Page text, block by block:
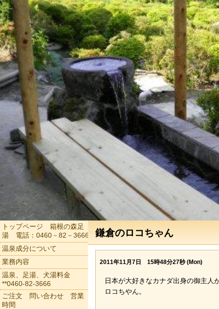
鎌倉のロコちゃん
2011年11月7日 15時48分27秒 (Mon)
日本が大好きなカナダ出身の御主人
ロコちやん。
トップページ 箱根の森足
湯 電話：0460－82－3666
温泉成分について
業務内容
温泉、足湯、犬湯料金
**0460-82-3666
ご注文 問い合わせ 営業
時間